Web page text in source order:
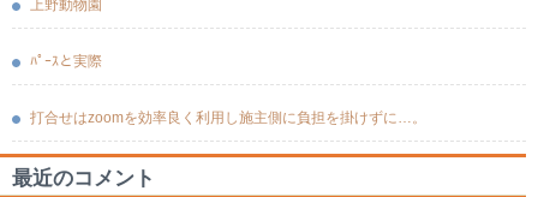
上野動物園
ﾊﾟｰｽと実際
打合せはzoomを効率良く利用し施主側に負担を掛けずに…。
最近のコメント